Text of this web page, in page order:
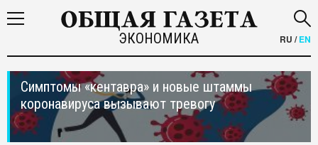
ЭКОНОМИКА RU /EN
Симптомы «кентавра» и новые штаммы
коронавируса вызывают тревогу